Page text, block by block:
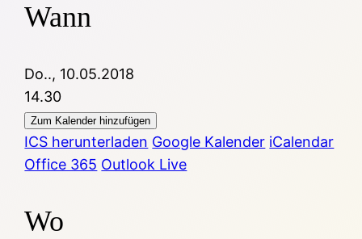
Wann
Do.., 10.05.2018
14.30
Zum Kalender hinzufügen
ICS herunterladen Google Kalender iCalendar
Office 365 Outlook Live
Wo